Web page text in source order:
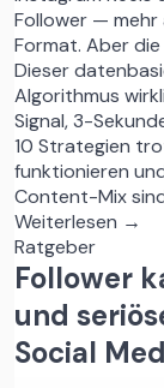
Follower — mehr
Format. Aber
Dieser
Algorithmus
Signal, 3-
10 Strategien
funktionieren
Content-Mix
Weiterlesen →
Ratgeber
Follower
und
Social